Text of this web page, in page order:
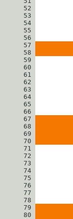
      52
      53
      54
      55
      56
      57
      58
      59
      60
      61
      62
      63
      64
      65
      66
      67
      68
      69
      70
      71
      72
      73
      74
      75
      76
      77
      78
      79
      80